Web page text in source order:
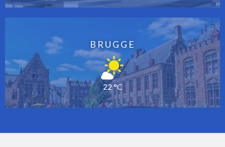
BRUGGE
22 °C